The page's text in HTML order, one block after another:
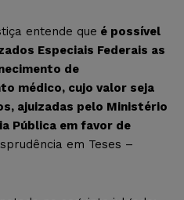
entende que é possível
Especiais Federais as
de
médico, cujo valor seja
ajuizadas pelo Ministério
Pública em favor de
em Teses –